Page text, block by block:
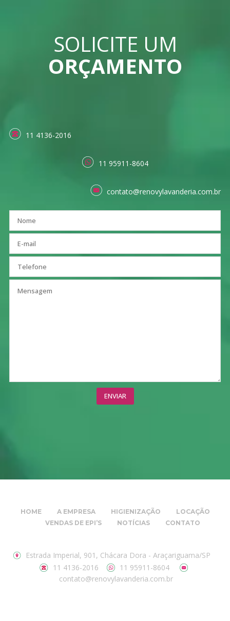
SOLICITE UM
ORÇAMENTO
11 4136-2016
11 95911-8604
contato@renovylavanderia.com.br
HOME A EMPRESA HIGIENIZAÇÃO
LOCAÇÃO
VENDAS DE EPI’S
NOTÍCIAS CONTATO
Estrada Imperial, 901, Chácara Dora - Araçariguama/SP
11 4136-2016
11 95911-8604
contato@renovylavanderia.com.br